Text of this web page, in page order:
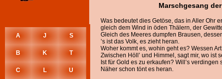
Marschgesang
Was bedeutet dies Getöse, das in Aller Ohr
gleich dem Wind in öden Thälern, der
Gleich des Meeres dumpfen Brausen,
’s ist das Volk, es zieht heran.
Woher kommt es, wohin geht es? Wessen Art
Zwischen Höll’ und Himmel, sagt mir, wo ist
Ist für Gold es zu erkaufen? Will’s verdingen
Näher schon tönt es heran.
A J S
B K T
C L U